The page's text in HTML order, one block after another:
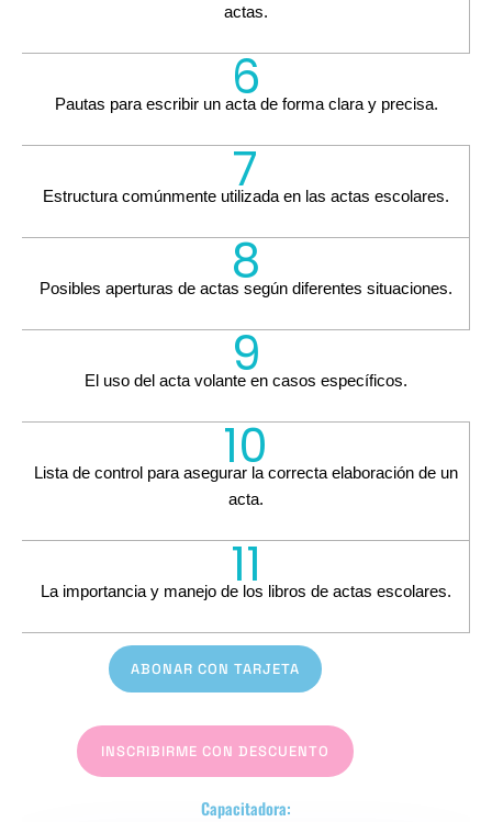
actas.
6
Pautas para escribir un acta de forma clara y precisa.
7
Estructura comúnmente utilizada en las actas escolares.
8
Posibles aperturas de actas según diferentes situaciones.
9
El uso del acta volante en casos específicos.
10
Lista de control para asegurar la correcta elaboración de un
acta.
11
La importancia y manejo de los libros de actas escolares.
ABONAR CON TARJETA
INSCRIBIRME CON DESCUENTO
Capacitadora: